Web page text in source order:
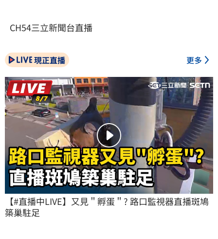
CH54三立新聞台直播
現正直播 更多
【#直播中LIVE】又見＂孵蛋＂? 路口監視器直播斑鳩
築巢駐足